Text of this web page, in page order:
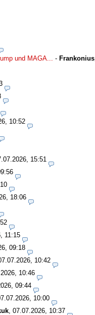
und MAGA...
- Frankonius
10:52
15:51
18:06
11:15
09:18
10:42
10:46
09:44
10:00
07.07.2026, 10:37